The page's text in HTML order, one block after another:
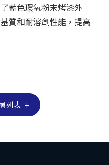
藍色環氧粉末烤漆外
質和耐溶劑性能，提高
列表